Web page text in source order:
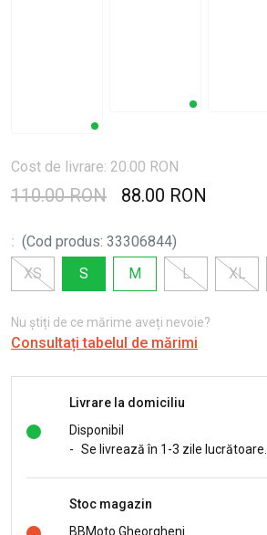
Cost de livrare: 20.00 RON
110.00 RON 88.00 RON
: (Cod produs: 33306844)
XS
S M L XL
Nu știți de ce mărime aveți nevoie?
Consultați tabelul de mărimi
Livrare la domiciliu
Disponibil
- Se livrează în 1-3 zile lucrătoare.
Stoc magazin
BBMoto Gheorgheni